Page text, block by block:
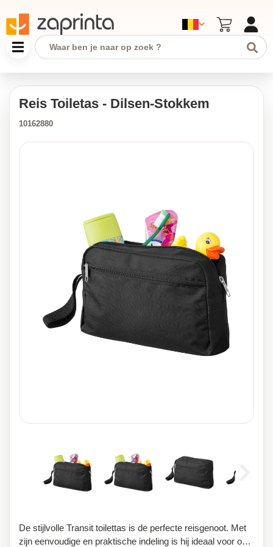
Reis Toiletas - Dilsen-Stokkem
10162880
De stijlvolle Transit toilettas is de perfecte reisgenoot. Met
zijn eenvoudige en praktische indeling is hij ideaal voor op